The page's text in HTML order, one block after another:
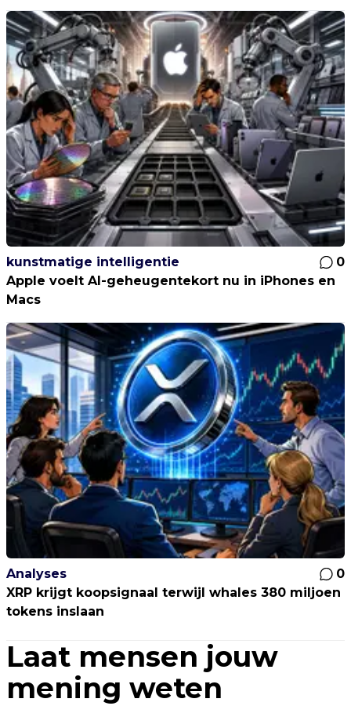
kunstmatige intelligentie
0
Apple voelt AI-geheugentekort nu in iPhones en
Macs
Analyses
0
XRP krijgt koopsignaal terwijl whales 380 miljoen
tokens inslaan
Laat mensen jouw
mening weten